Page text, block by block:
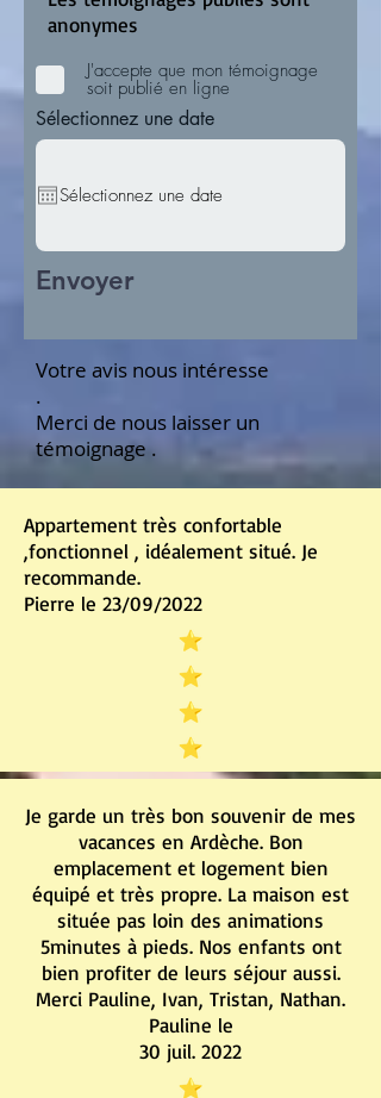
anonymes
J'accepte que mon témoignage
soit publié en ligne
Sélectionnez une date
Envoyer
Votre avis nous intéresse
.
Merci de nous laisser un
témoignage .
Appartement très confortable
,fonctionnel , idéalement situé. Je
recommande.
Pierre le 23/09/2022
Je garde un très bon souvenir de mes
vacances en Ardèche. Bon
emplacement et logement bien
équipé et très propre. La maison est
située pas loin des animations
5minutes à pieds. Nos enfants ont
bien profiter de leurs séjour aussi.
Merci Pauline, Ivan, Tristan, Nathan.
Pauline le
30 juil. 2022